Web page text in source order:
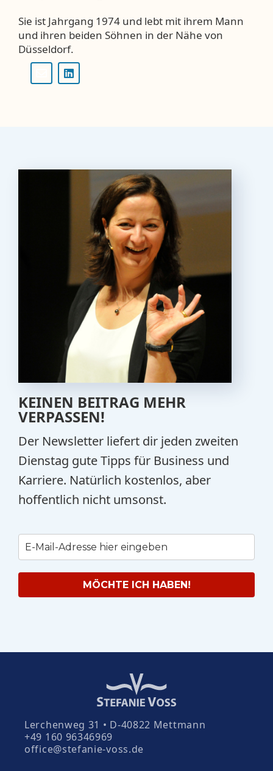
Sie ist Jahrgang 1974 und lebt mit ihrem Mann
und ihren beiden Söhnen in der Nähe von
Düsseldorf.
KEINEN BEITRAG MEHR
VERPASSEN!
Der Newsletter liefert dir jeden zweiten
Dienstag gute Tipps für Business und
Karriere. Natürlich kostenlos, aber
hoffentlich nicht umsonst.
MÖCHTE ICH HABEN!
Lerchenweg 31 • D-40822 Mettmann
+49 160 96346969
office@stefanie-voss.de